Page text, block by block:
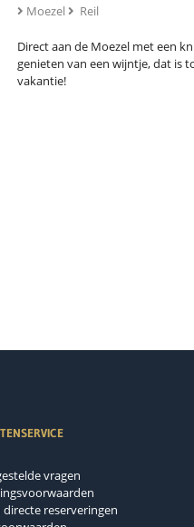
Moezel Reil
Direct aan de Moezel met een
genieten van een wijntje, dat is
vakantie!
vragen
directe reserveringen